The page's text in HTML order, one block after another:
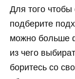
Для того
подберите
можно больше
из чего
боритесь со